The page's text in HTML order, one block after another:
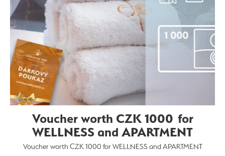
Voucher worth CZK 1000 for
WELLNESS and APARTMENT
Voucher worth CZK 1000 for WELLNESS and APARTMENT